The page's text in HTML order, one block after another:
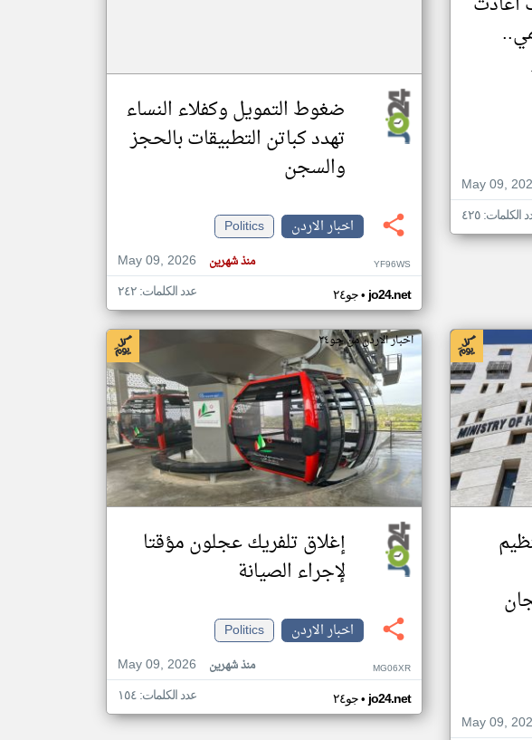
May 09,
الكلمات: ٤٢٥
ضغوط التمويل وكفلاء النساء
تهدد كباتن التطبيقات بالحجز
والسجن
اخبار الاردن
Politics
May 09, 2026
منذ شهرين YF96WS
جو٢٤•jo24.net عدد الكلمات: ٢٤٢
May 09,
اخبار الاردن من جو٢٤
إغلاق تلفريك عجلون مؤقتا
لإجراء الصيانة
اخبار الاردن
Politics
May 09, 2026
منذ شهرين MG06XR
جو٢٤•jo24.net عدد الكلمات: ١٥٤